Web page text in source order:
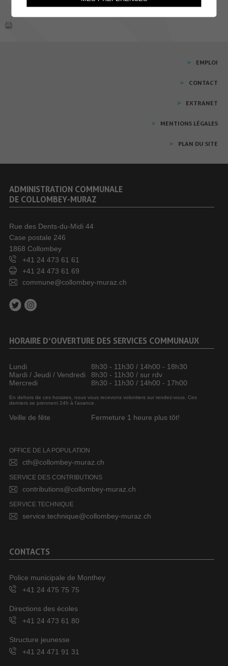
EMPLOI
CONTACT
EXTRANET
MENTIONS LÉGALES
PLAN DU SITE
ADMINISTRATION COMMUNALE
DE COLLOMBEY-MURAZ
Rue des Dents-du-Midi 44
Case postale 246
1868 Collombey
+41 24 473 61 61
+41 24 473 61 69
commune@collombey-muraz.ch
HORAIRE D’OUVERTURE DES SERVICES COMMUNAUX
Lundi
8h30 - 11h30 / 14h00 - 18h30
Mardi / Jeudi / Vendredi
8h30 - 11h30 / sur rdv
Mercredi
8h30 - 11h30 / 14h00 - 17h00
En dehors de ces horaires, nous vous recevons volontiers sur rendez-vous. Ces
derniers se prennent 24h à l’avance.
Veille de fête Fermeture 1 heure plus tôt!
OFFICE DE LA POPULATION
cth@collombey-muraz.ch
SERVICE DES CONTRIBUTIONS
contributions@collombey-muraz.ch
SERVICE TECHNIQUE
service.technique@collombey-muraz.ch
CONTACTS
Police municipale de Monthey
+41 24 475 75 75
Directions des écoles
+41 24 473 61 80
Structure jeunesse
+41 24 471 91 31